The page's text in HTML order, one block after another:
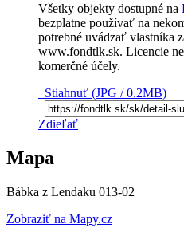
Všetky objekty dostupné na
bezplatne používať na
potrebné uvádzať vlastníka
www.fondtlk.sk. Licencie
komerčné účely.
Stiahnuť (JPG / 0.2MB)
Zdieľať
Mapa
Bábka z Lendaku 013-02
Zobraziť na Mapy.cz